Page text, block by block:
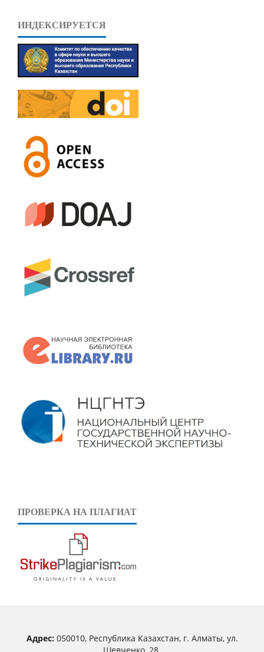
ИНДЕКСИРУЕТСЯ
ПРОВЕРКА НА ПЛАГИАТ
Адрес:050010, Республика Казахстан, г. Алматы, ул.